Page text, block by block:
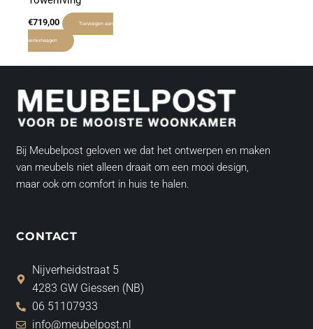
€719,00 Toevoegen aan
winkelwagen
Bij Meubelpost geloven we dat het ontwerpen en maken
van meubels niet alleen draait om een mooi design,
maar ook om comfort in huis te halen.
CONTACT
Nijverheidstraat 5
4283 GW Giessen (NB)
06 51107933
info@meubelpost.nl